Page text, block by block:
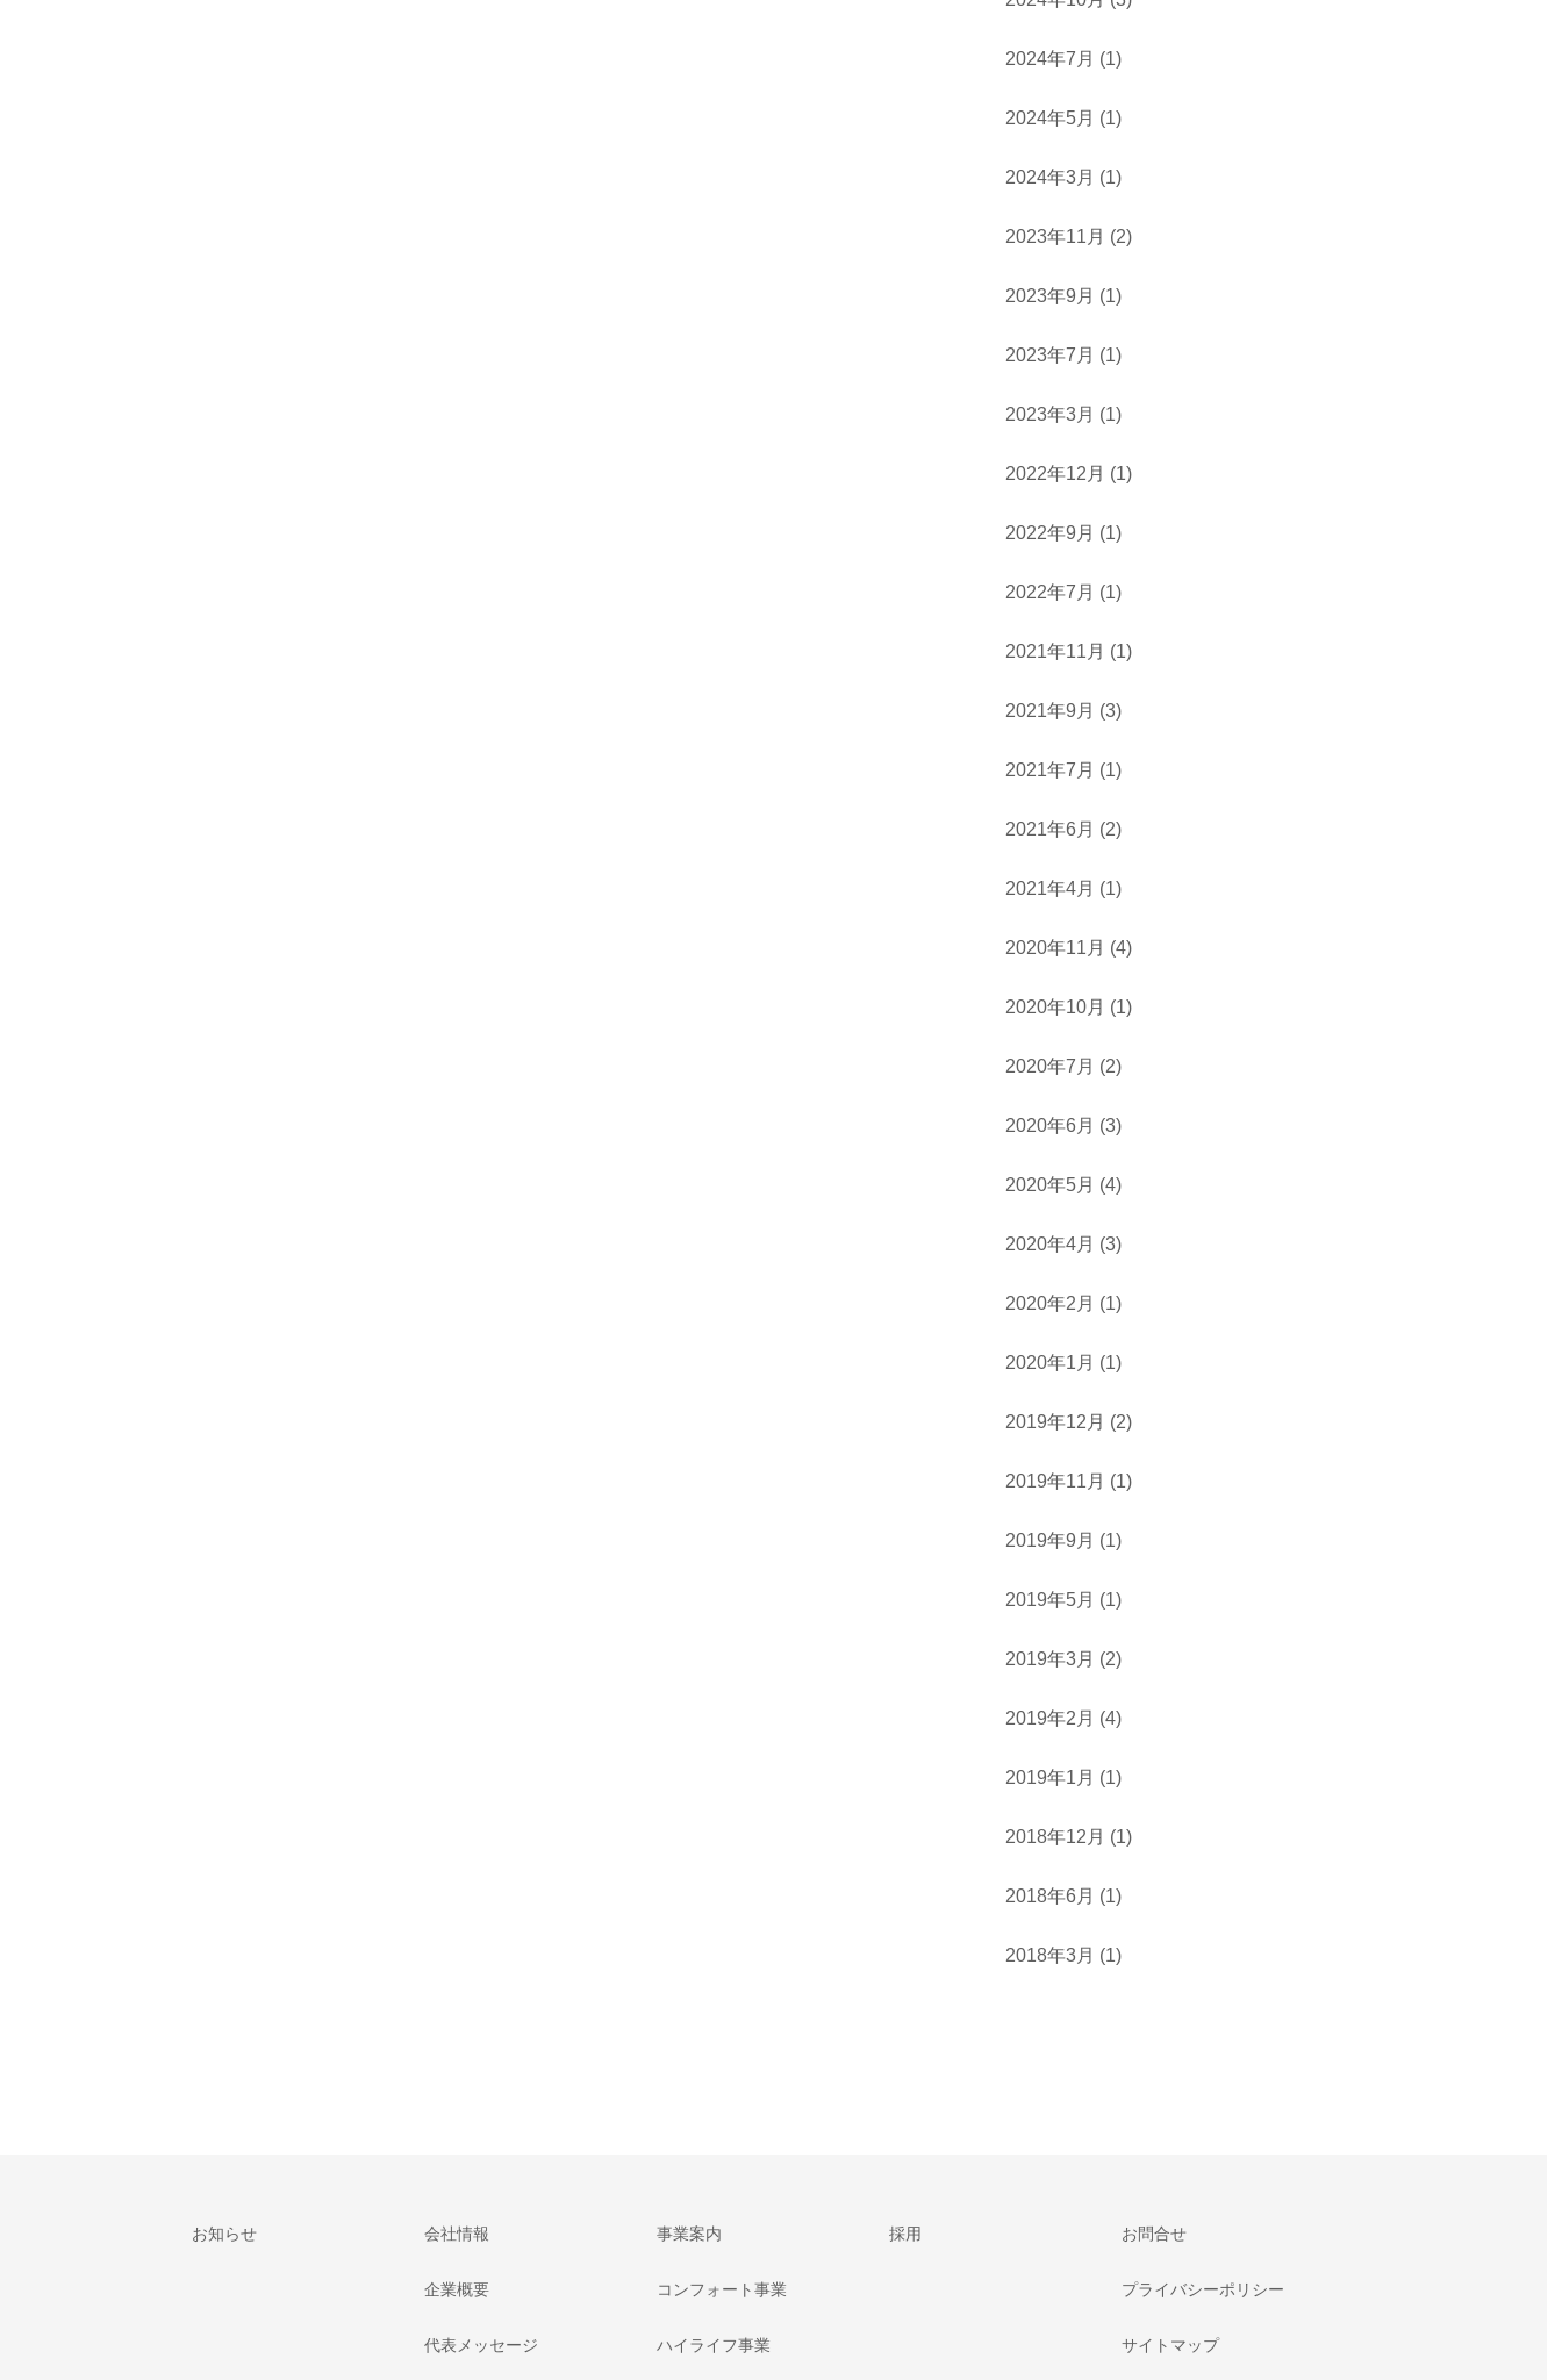
2024年7月 (1)
2024年5月 (1)
2024年3月 (1)
2023年11月 (2)
2023年9月 (1)
2023年7月 (1)
2023年3月 (1)
2022年12月 (1)
2022年9月 (1)
2022年7月 (1)
2021年11月 (1)
2021年9月 (3)
2021年7月 (1)
2021年6月 (2)
2021年4月 (1)
2020年11月 (4)
2020年10月 (1)
2020年7月 (2)
2020年6月 (3)
2020年5月 (4)
2020年4月 (3)
2020年2月 (1)
2020年1月 (1)
2019年12月 (2)
2019年11月 (1)
2019年9月 (1)
2019年5月 (1)
2019年3月 (2)
2019年2月 (4)
2019年1月 (1)
2018年12月 (1)
2018年6月 (1)
2018年3月 (1)
お知らせ 会社情報
企業概要
代表メッセージ
事業案内
コンフォート事業
ハイライフ事業
採用 お問合せ
プライバシーポリシー
サイトマップ